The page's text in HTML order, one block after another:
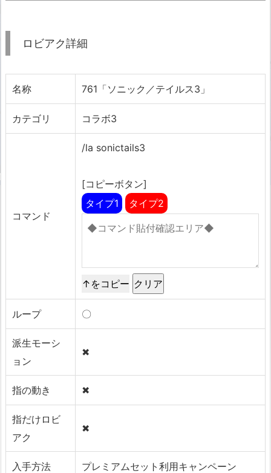
ロビアク詳細
名称 761「ソニック／テイルス3」
カテゴリ コラボ3
コマンド
/la sonictails3
[コピーボタン]
タイプ1
タイプ2
↑をコピー
ループ 〇
派生モーシ
ョン
✖
指の動き ✖
指だけロビ
アク
✖
入手方法 プレミアムセット利用キャンペーン